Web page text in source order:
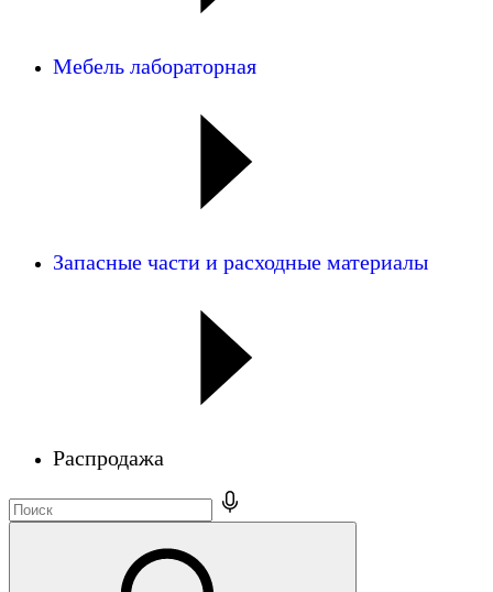
Мебель лабораторная
Запасные части и расходные материалы
Распродажа